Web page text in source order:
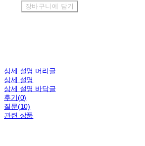
장바구니에 담기
상세 설명 머리글
상세 설명
상세 설명 바닥글
후기(0)
질문(10)
관련 상품